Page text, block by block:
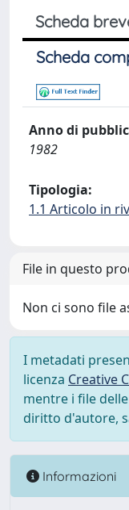
Scheda
Scheda
Anno di
1982
Tipologia:
1.1 Articolo in
File in questo
Non ci sono file
I metadati
licenza Creative
mentre i file
diritto d'autore,
Informazioni